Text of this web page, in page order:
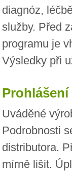
diagnóz,
služby. Před
programu je
Výsledky při
Uváděné
Podrobnosti
distributora.
mírně lišit.